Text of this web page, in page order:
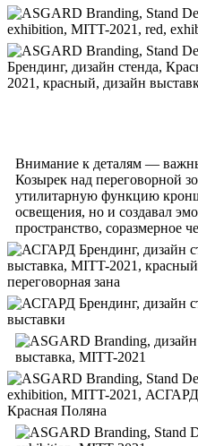
Внимание к деталям —
Козырек над переговорной
утилитарную функцию
освещения, но и создавал
пространство, соразмерное